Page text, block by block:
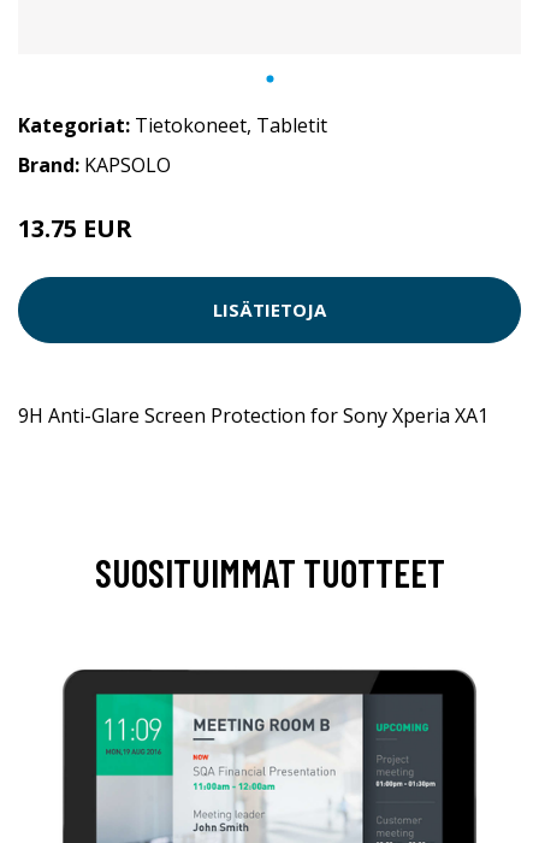
Kategoriat: Tietokoneet, Tabletit
Brand: KAPSOLO
13.75 EUR
LISÄTIETOJA
9H Anti-Glare Screen Protection for Sony Xperia XA1
SUOSITUIMMAT TUOTTEET